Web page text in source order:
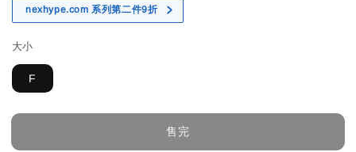
nexhype.com 系列第二件9折
大小
F
售完